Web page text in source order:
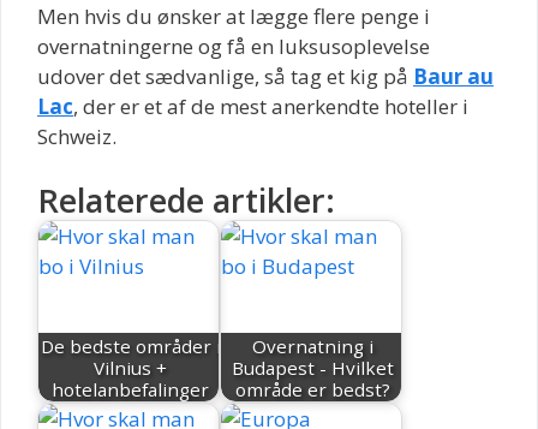
Men hvis du ønsker at lægge flere penge i
overnatningerne og få en luksusoplevelse
udover det sædvanlige, så tag et kig på Baur au
Lac, der er et af de mest anerkendte hoteller i
Schweiz.
Relaterede artikler:
De bedste områder i
Vilnius +
hotelanbefalinger
Overnatning i
Budapest - Hvilket
område er bedst?